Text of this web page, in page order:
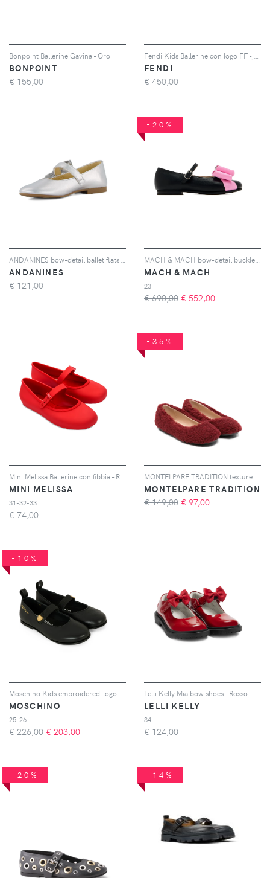
Bonpoint Ballerine Gavina - Oro
BONPOINT
€ 155,00
FENDI
€ 450,00
ANDANINES
€ 121,00
-20%
MACH & MACH
23
€ 690,00 € 552,00
MINI MELISSA
31-32-33
€ 74,00
-35%
MONTELPARE TRADITION
€ 149,00 € 97,00
-10%
MOSCHINO
25-26
€ 226,00 € 203,00
Lelli Kelly Mia bow shoes - Rosso
LELLI KELLY
34
€ 124,00
-20% -14%